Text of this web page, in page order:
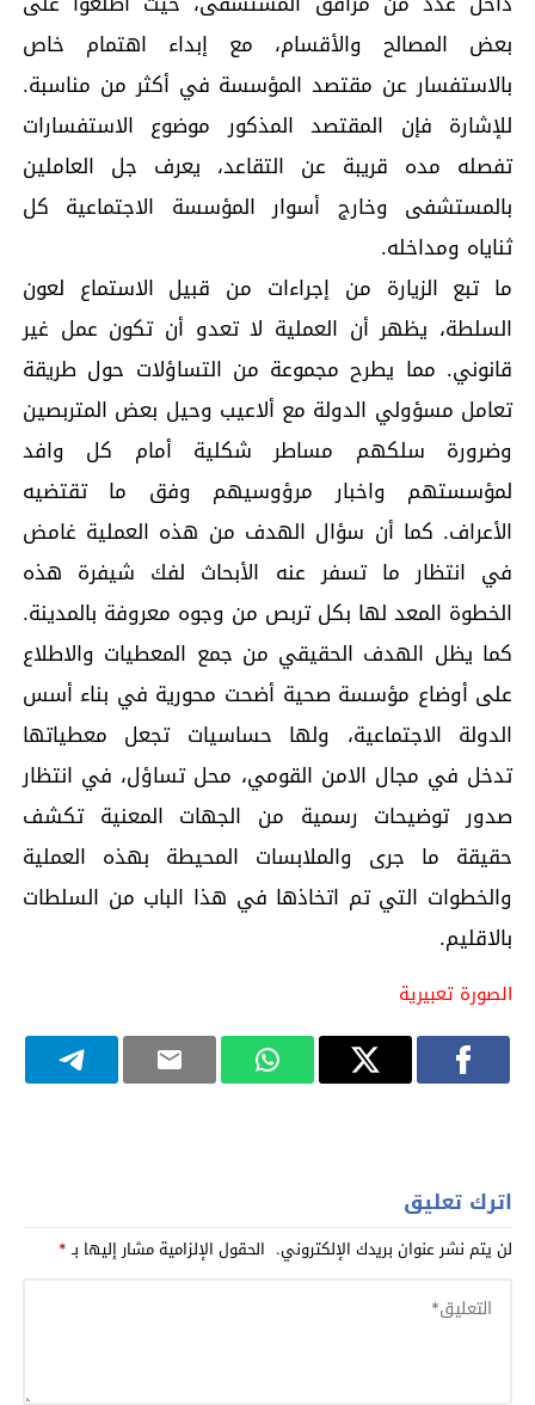
بعض المصالح والأقسام، مع إبداء اهتمام خاص
بالاستفسار عن مقتصد المؤسسة في أكثر من مناسبة.
للإشارة فإن المقتصد المذكور موضوع الاستفسارات
تفصله مده قريبة عن التقاعد، يعرف جل العاملين
بالمستشفى وخارج أسوار المؤسسة الاجتماعية كل
ثناياه ومداخله.
ما تبع الزيارة من إجراءات من قبيل الاستماع لعون
السلطة، يظهر أن العملية لا تعدو أن تكون عمل غير
قانوني. مما يطرح مجموعة من التساؤلات حول طريقة
تعامل مسؤولي الدولة مع ألاعيب وحيل بعض المتربصين
وضرورة سلكهم مساطر شكلية أمام كل وافد
لمؤسستهم واخبار مرؤوسيهم وفق ما تقتضيه
الأعراف. كما أن سؤال الهدف من هذه العملية غامض
في انتظار ما تسفر عنه الأبحاث لفك شيفرة هذه
الخطوة المعد لها بكل تربص من وجوه معروفة بالمدينة.
كما يظل الهدف الحقيقي من جمع المعطيات والاطلاع
على أوضاع مؤسسة صحية أضحت محورية في بناء أسس
الدولة الاجتماعية، ولها حساسيات تجعل معطياتها
تدخل في مجال الامن القومي، محل تساؤل، في انتظار
صدور توضيحات رسمية من الجهات المعنية تكشف
حقيقة ما جرى والملابسات المحيطة بهذه العملية
والخطوات التي تم اتخاذها في هذا الباب من السلطات
بالاقليم.
الصورة تعبيرية
اترك تعليق
لن يتم نشر عنوان بريدك الإلكتروني. الحقول الإلزامية مشار إليها بـ*